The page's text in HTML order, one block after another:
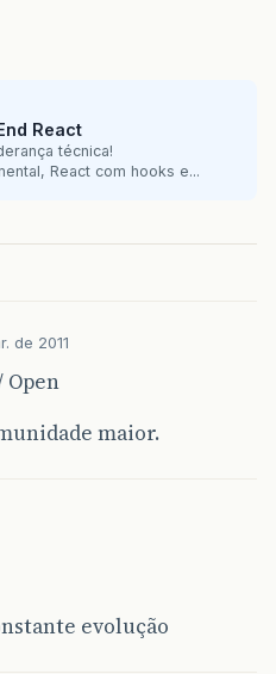
React
técnica!
React com hooks e...
de 2011
Open
maior.
evolução